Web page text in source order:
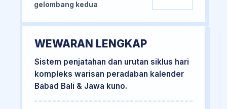
gelombang kedua
WEWARAN LENGKAP
Sistem penjatahan dan urutan siklus hari
kompleks warisan peradaban kalender
Babad Bali & Jawa kuno.